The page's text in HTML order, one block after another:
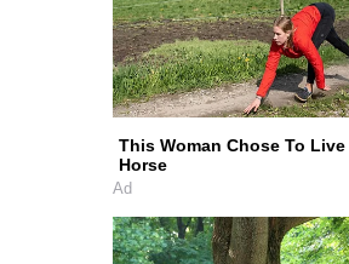
This Woman Chose To Live
Horse
Ad